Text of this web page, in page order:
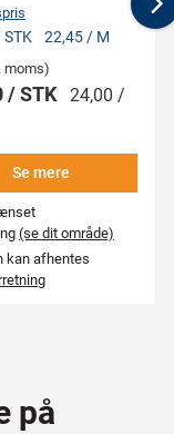
22,45 / M
moms)
/ STK 24,00 /
Se mere
(se dit område)
kan afhentes
på